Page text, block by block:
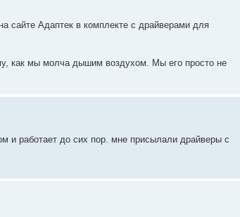
сайте Адаптек в комплекте с драйверами для
как мы молча дышим воздухом. Мы его просто не
и работает до сих пор. мне присылали драйверы с